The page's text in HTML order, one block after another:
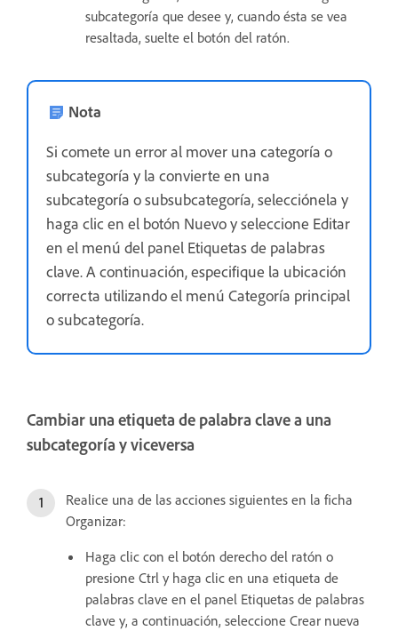
subcategoría que desee y, cuando ésta se vea
resaltada, suelte el botón del ratón.
Nota
Si comete un error al mover una categoría o
subcategoría y la convierte en una
subcategoría o subsubcategoría, selecciónela y
haga clic en el botón Nuevo y seleccione Editar
en el menú del panel Etiquetas de palabras
clave. A continuación, especifique la ubicación
correcta utilizando el menú Categoría principal
o subcategoría.
Cambiar una etiqueta de palabra clave a una
subcategoría y viceversa
Realice una de las acciones siguientes en la ficha
Organizar:
Haga clic con el botón derecho del ratón o
presione Ctrl y haga clic en una etiqueta de
palabras clave en el panel Etiquetas de palabras
clave y, a continuación, seleccione Crear nueva